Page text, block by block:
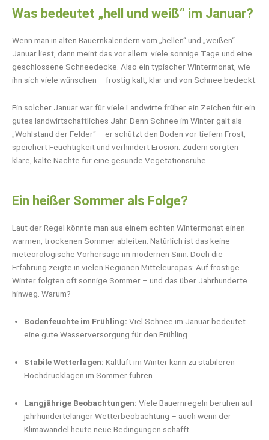
Was bedeutet „hell und weiß“ im Januar?
Wenn man in alten Bauernkalendern vom „hellen“ und „weißen“
Januar liest, dann meint das vor allem: viele sonnige Tage und eine
geschlossene Schneedecke. Also ein typischer Wintermonat, wie
ihn sich viele wünschen – frostig kalt, klar und von Schnee bedeckt.
Ein solcher Januar war für viele Landwirte früher ein Zeichen für ein
gutes landwirtschaftliches Jahr. Denn Schnee im Winter galt als
„Wohlstand der Felder“ – er schützt den Boden vor tiefem Frost,
speichert Feuchtigkeit und verhindert Erosion. Zudem sorgten
klare, kalte Nächte für eine gesunde Vegetationsruhe.
Ein heißer Sommer als Folge?
Laut der Regel könnte man aus einem echten Wintermonat einen
warmen, trockenen Sommer ableiten. Natürlich ist das keine
meteorologische Vorhersage im modernen Sinn. Doch die
Erfahrung zeigte in vielen Regionen Mitteleuropas: Auf frostige
Winter folgten oft sonnige Sommer – und das über Jahrhunderte
hinweg. Warum?
Bodenfeuchte im Frühling: Viel Schnee im Januar bedeutet
eine gute Wasserversorgung für den Frühling.
Stabile Wetterlagen: Kaltluft im Winter kann zu stabileren
Hochdrucklagen im Sommer führen.
Langjährige Beobachtungen: Viele Bauernregeln beruhen auf
jahrhundertelanger Wetterbeobachtung – auch wenn der
Klimawandel heute neue Bedingungen schafft.